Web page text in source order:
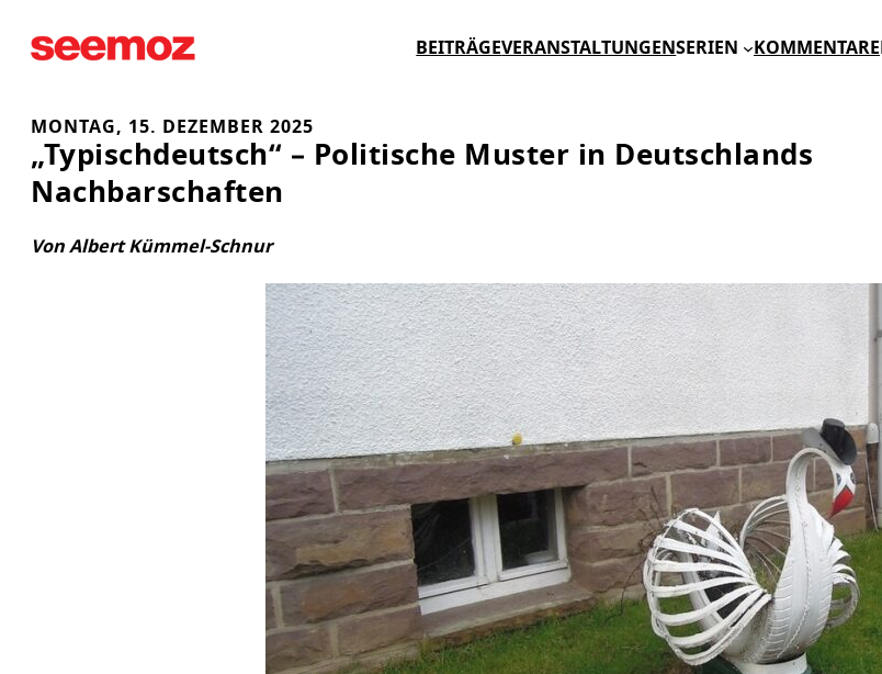
Inhalt
BEITRÄGEVERANSTALTUNGENSERIEN KOMMENTARE
MONTAG, 15. DEZEMBER 2025
„Typischdeutsch“ – Politische Muster in Deutschlands
Nachbarschaften
Von Albert Kümmel-Schnur